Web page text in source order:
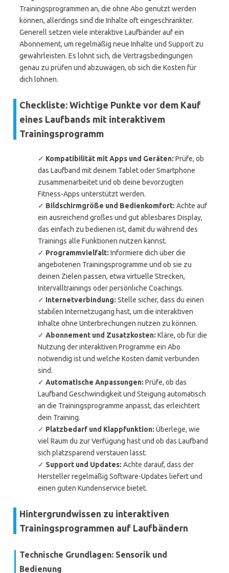
Trainingsprogrammen an, die ohne Abo genutzt werden
können, allerdings sind die Inhalte oft eingeschränkter.
Generell setzen viele interaktive Laufbänder auf ein
Abonnement, um regelmäßig neue Inhalte und Support zu
gewährleisten. Es lohnt sich, die Vertragsbedingungen
genau zu prüfen und abzuwägen, ob sich die Kosten für
dich lohnen.
Checkliste: Wichtige Punkte vor dem Kauf
eines Laufbands mit interaktivem
Trainingsprogramm
✓ Kompatibilität mit Apps und Geräten: Prüfe, ob
das Laufband mit deinem Tablet oder Smartphone
zusammenarbeitet und ob deine bevorzugten
Fitness-Apps unterstützt werden.
✓ Bildschirmgröße und Bedienkomfort: Achte auf
ein ausreichend großes und gut ablesbares Display,
das einfach zu bedienen ist, damit du während des
Trainings alle Funktionen nutzen kannst.
✓ Programmvielfalt: Informiere dich über die
angebotenen Trainingsprogramme und ob sie zu
deinen Zielen passen, etwa virtuelle Strecken,
Intervalltrainings oder persönliche Coachings.
✓ Internetverbindung: Stelle sicher, dass du einen
stabilen Internetzugang hast, um die interaktiven
Inhalte ohne Unterbrechungen nutzen zu können.
✓ Abonnement und Zusatzkosten: Kläre, ob für die
Nutzung der interaktiven Programme ein Abo
notwendig ist und welche Kosten damit verbunden
sind.
✓ Automatische Anpassungen: Prüfe, ob das
Laufband Geschwindigkeit und Steigung automatisch
an die Trainingsprogramme anpasst, das erleichtert
dein Training.
✓ Platzbedarf und Klappfunktion: Überlege, wie
viel Raum du zur Verfügung hast und ob das Laufband
sich platzsparend verstauen lässt.
✓ Support und Updates: Achte darauf, dass der
Hersteller regelmäßig Software-Updates liefert und
einen guten Kundenservice bietet.
Hintergrundwissen zu interaktiven
Trainingsprogrammen auf Laufbändern
Technische Grundlagen: Sensorik und
Bedienung